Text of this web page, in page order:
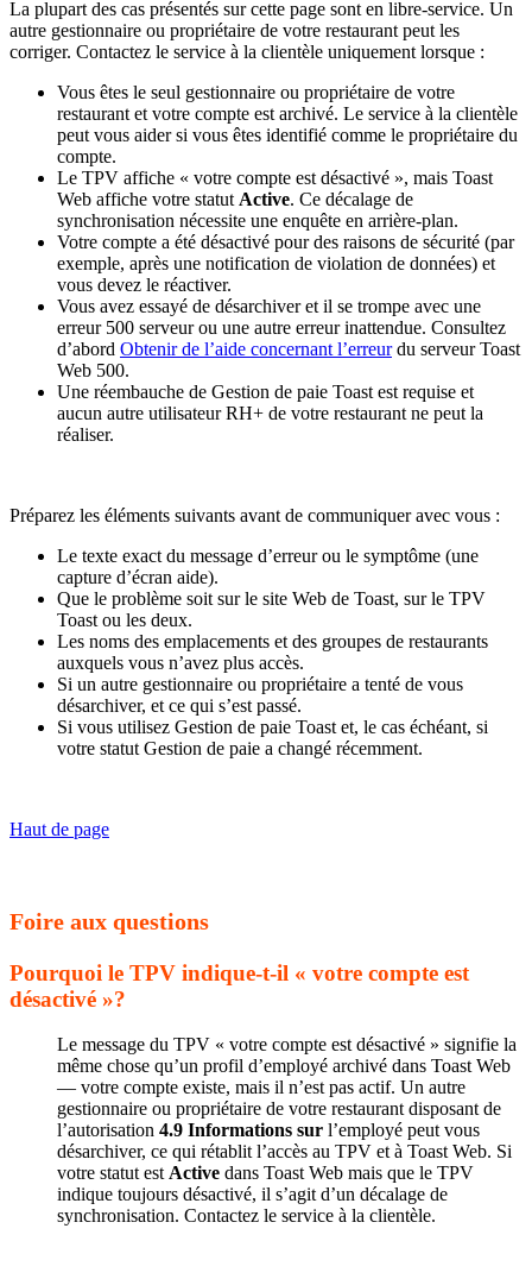
La plupart des cas présentés sur cette page sont en libre-service. Un
autre gestionnaire ou propriétaire de votre restaurant peut les
corriger. Contactez le service à la clientèle uniquement lorsque :
Vous êtes le seul gestionnaire ou propriétaire de votre
restaurant et votre compte est archivé. Le service à la clientèle
peut vous aider si vous êtes identifié comme le propriétaire du
compte.
Le TPV affiche « votre compte est désactivé », mais Toast
Web affiche votre statut Active. Ce décalage de
synchronisation nécessite une enquête en arrière-plan.
Votre compte a été désactivé pour des raisons de sécurité (par
exemple, après une notification de violation de données) et
vous devez le réactiver.
Vous avez essayé de désarchiver et il se trompe avec une
erreur 500 serveur ou une autre erreur inattendue. Consultez
d’abord Obtenir de l’aide concernant l’erreurdu serveur Toast
Web 500.
Une réembauche de Gestion de paie Toast est requise et
aucun autre utilisateur RH+ de votre restaurant ne peut la
réaliser.
Préparez les éléments suivants avant de communiquer avec vous :
Le texte exact du message d’erreur ou le symptôme (une
capture d’écran aide).
Que le problème soit sur le site Web de Toast, sur le TPV
Toast ou les deux.
Les noms des emplacements et des groupes de restaurants
auxquels vous n’avez plus accès.
Si un autre gestionnaire ou propriétaire a tenté de vous
désarchiver, et ce qui s’est passé.
Si vous utilisez Gestion de paie Toast et, le cas échéant, si
votre statut Gestion de paie a changé récemment.
Haut de page
Foire aux questions
Pourquoi le TPV indique-t-il « votre compte est
désactivé »?
Le message du TPV « votre compte est désactivé » signifie la
même chose qu’un profil d’employé archivé dans Toast Web
— votre compte existe, mais il n’est pas actif. Un autre
gestionnaire ou propriétaire de votre restaurant disposant de
l’autorisation 4.9 Informations sur l’employé peut vous
désarchiver, ce qui rétablit l’accès au TPV et à Toast Web. Si
votre statut estActive dans Toast Web mais que le TPV
indique toujours désactivé, il s’agit d’un décalage de
synchronisation. Contactez le service à la clientèle.